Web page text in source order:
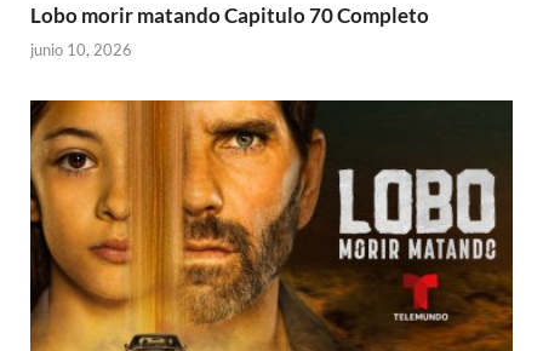
Lobo morir matando Capitulo 70 Completo
junio 10, 2026